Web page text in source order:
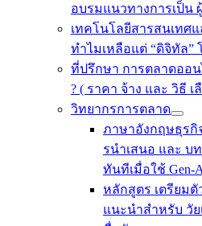
อบรมแนวทางการเป็น
เทคโนโลยีสารสนเทศ
ทำไมเหลือแต่ “ดิจิทัล”
ที่ปรึกษา การตลาดออน
? ( ราคา จ้าง และ วิธี เ
วิทยากรการตลาด
ภาษาอังกฤษธุรกิ
รนําเสนอ และ บ
ทันทีเมื่อใช้ Gen-
หลักสูตร เตรียม
แนะนำสำหรับ วั